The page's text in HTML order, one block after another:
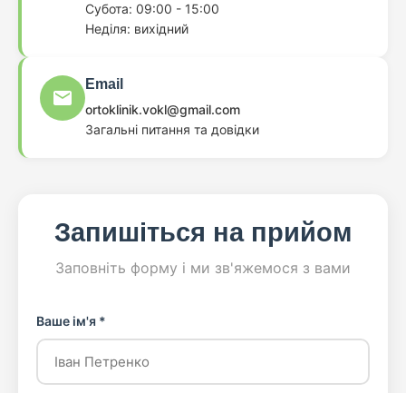
Субота: 09:00 - 15:00
Неділя: вихідний
Email
ortoklinik.vokl@gmail.com
Загальні питання та довідки
Запишіться на прийом
Заповніть форму і ми зв'яжемося з вами
Ваше ім'я *